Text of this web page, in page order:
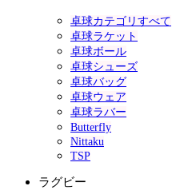
卓球カテゴリすべて
卓球ラケット
卓球ボール
卓球シューズ
卓球バッグ
卓球ウェア
卓球ラバー
Butterfly
Nittaku
TSP
ラグビー